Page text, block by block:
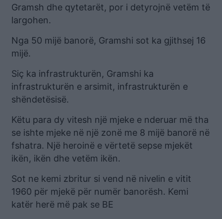
Gramsh dhe qytetarët, por i detyrojnë vetëm të
largohen.
Nga 50 mijë banorë, Gramshi sot ka gjithsej 16
mijë.
Siç ka infrastrukturën, Gramshi ka
infrastrukturën e arsimit, infrastrukturën e
shëndetësisë.
Këtu para dy vitesh një mjeke e nderuar më tha
se ishte mjeke në një zonë me 8 mijë banorë në
fshatra. Një heroinë e vërtetë sepse mjekët
ikën, ikën dhe vetëm ikën.
Sot ne kemi zbritur si vend në nivelin e vitit
1960 për mjekë për numër banorësh. Kemi
katër herë më pak se BE